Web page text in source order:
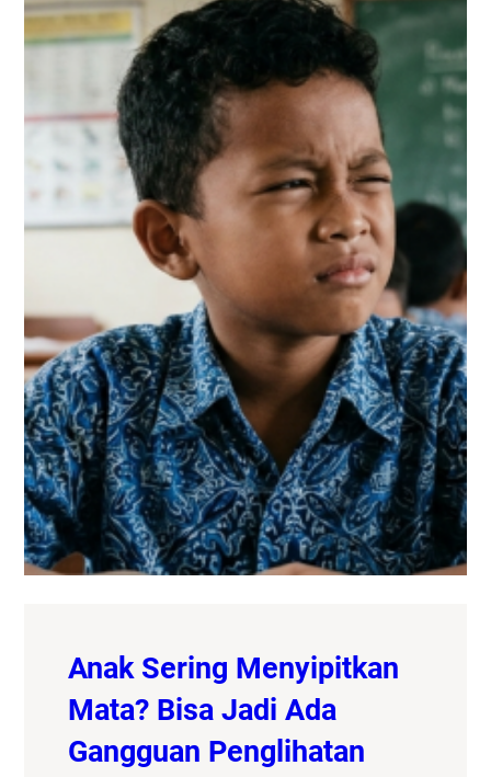
Anak Sering Menyipitkan
Mata? Bisa Jadi Ada
Gangguan Penglihatan